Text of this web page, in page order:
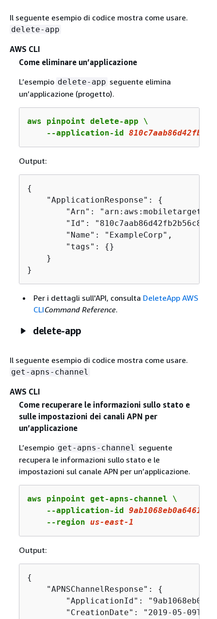
Il seguente esempio di codice mostra come usare.
delete-app
AWS CLI
Come eliminare un’applicazione
L’esempio delete-app seguente elimina
un’applicazione (progetto).
aws pinpoint delete-app \
    --application-id
Output:
{
    "ApplicationResponse":
{
"Arn":
"Id":
        "Name": "ExampleCorp",
        "tags":
{}
    }
}
Per i dettagli sull'API, consulta DeleteApp AWS
CLICommand Reference.
delete-app
Il seguente esempio di codice mostra come usare.
get-apns-channel
AWS CLI
Come recuperare le informazioni sullo stato e
sulle impostazioni dei canali APN per
un’applicazione
L’esempio get-apns-channel seguente
recupera le informazioni sullo stato e le
impostazioni sul canale APN per un’applicazione.
aws pinpoint get-apns-channel \
    --application-id
    --region
us-east-1
Output:
{
    "APNSChannelResponse":
{
"ApplicationId":
"CreationDate": "2019-05-